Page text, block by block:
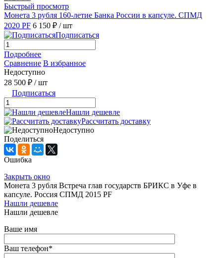
Быстрый просмотр
Монета 3 рубля 160-летие Банка России в капсуле. СПМД
2020 PF 6 150 ₽ / шт
Подписаться
Подробнее
Сравнение В избранное
Недоступно
28 500 ₽ / шт
Подписаться
Нашли дешевле
Рассчитать доставку
Недоступно
Поделиться
Ошибка
Закрыть окно
Монета 3 рубля Встреча глав государств БРИКС в Уфе в
капсуле. Россия СПМД 2015 PF
Нашли дешевле
Нашли дешевле
Ваше имя
Ваш телефон*